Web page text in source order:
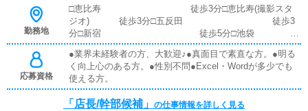
勤務地
□恵比寿 徒歩3分□恵比寿(撮影スタ
ジオ) 徒歩3分□五反田 徒歩3
分□新宿 徒歩5分□池袋
徒歩1分 □目黒 準
備中
応募資格
●業界未経験者の方、大歓迎♪●真面目で素直な方。●明る
く向上心のある方。●性別不問●Excel・Wordが多少でも
使える方。
「店長/幹部候補」 の仕事情報を詳しく見る